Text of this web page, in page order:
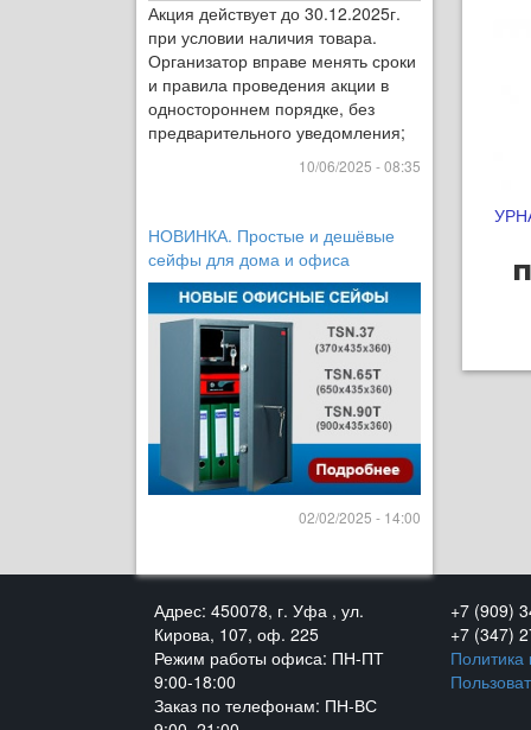
Акция действует до 30.12.2025г.
при условии наличия товара.
Организатор вправе менять сроки
и правила проведения акции в
одностороннем порядке, без
предварительного уведомления;
10/06/2025 - 08:35
НОВИНКА. Простые и дешёвые
сейфы для дома и офиса
02/02/2025 - 14:00
Адрес: 450078, г. Уфа , ул.
Кирова, 107, оф. 225
Режим работы офиса: ПН-ПТ
9:00-18:00
Заказ по телефонам: ПН-ВС
+7 (909)
+7 (347)